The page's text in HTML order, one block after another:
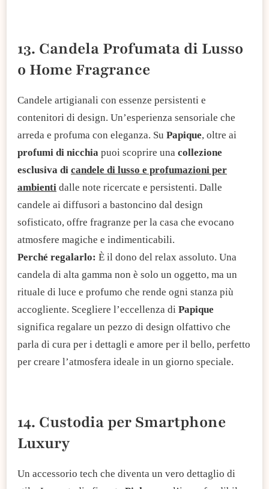
13. Candela Profumata di Lusso
o Home Fragrance
Candele artigianali con essenze persistenti e
contenitori di design. Un’esperienza sensoriale che
arreda e profuma con eleganza. Su Papique, oltre ai
profumi di nicchia puoi scoprire una collezione
esclusiva di candele di lusso e profumazioni per
ambienti dalle note ricercate e persistenti. Dalle
candele ai diffusori a bastoncino dal design
sofisticato, offre fragranze per la casa che evocano
atmosfere magiche e indimenticabili.
Perché regalarlo: È il dono del relax assoluto. Una
candela di alta gamma non è solo un oggetto, ma un
rituale di luce e profumo che rende ogni stanza più
accogliente. Scegliere l’eccellenza di Papique
significa regalare un pezzo di design olfattivo che
parla di cura per i dettagli e amore per il bello, perfetto
per creare l’atmosfera ideale in un giorno speciale.
14. Custodia per Smartphone
Luxury
Un accessorio tech che diventa un vero dettaglio di